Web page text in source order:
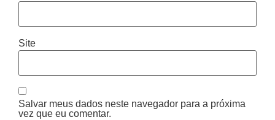
Site
Salvar meus dados neste navegador para a próxima
vez que eu comentar.